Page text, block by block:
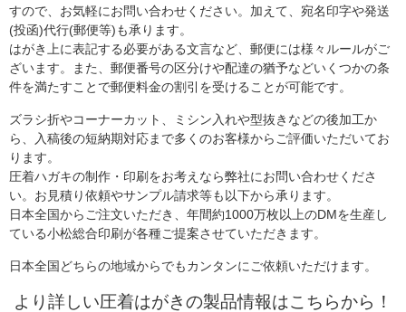
すので、お気軽にお問い合わせください。加えて、宛名印字や発送
(投函)代行(郵便等)も承ります。
はがき上に表記する必要がある文言など、郵便には様々ルールがご
ざいます。また、郵便番号の区分けや配達の猶予などいくつかの条
件を満たすことで郵便料金の割引を受けることが可能です。
ズラシ折やコーナーカット、ミシン入れや型抜きなどの後加工か
ら、入稿後の短納期対応まで多くのお客様からご評価いただいてお
ります。
圧着ハガキの制作・印刷をお考えなら弊社にお問い合わせくださ
い。お見積り依頼やサンプル請求等も以下から承ります。
日本全国からご注文いただき、年間約1000万枚以上のDMを生産し
ている小松総合印刷が各種ご提案させていただきます。
日本全国どちらの地域からでもカンタンにご依頼いただけます。
より詳しい圧着はがきの製品情報はこちらから！